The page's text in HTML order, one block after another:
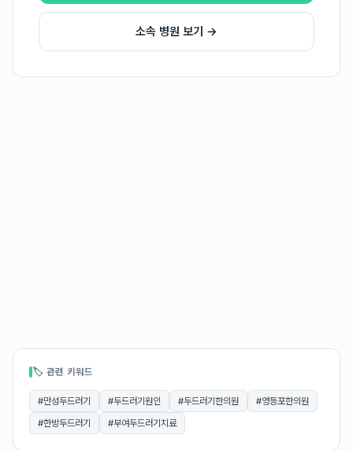
소속 병원 보기 →
🏷 관련 키워드
#만성두드러기 #두드러기원인 #두드러기한의원 #영등포한의원
#한방두드러기 #부여두드러기치료